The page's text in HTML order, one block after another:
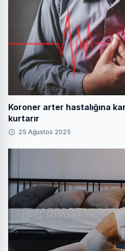
Koroner arter hastalığına
kurtarır
25 Ağustos 2025